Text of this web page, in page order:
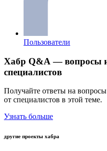
Пользователи
Хабр Q&A — вопросы
специалистов
Получайте ответы на
от специалистов в этой теме.
Узнать больше
другие проекты хабра